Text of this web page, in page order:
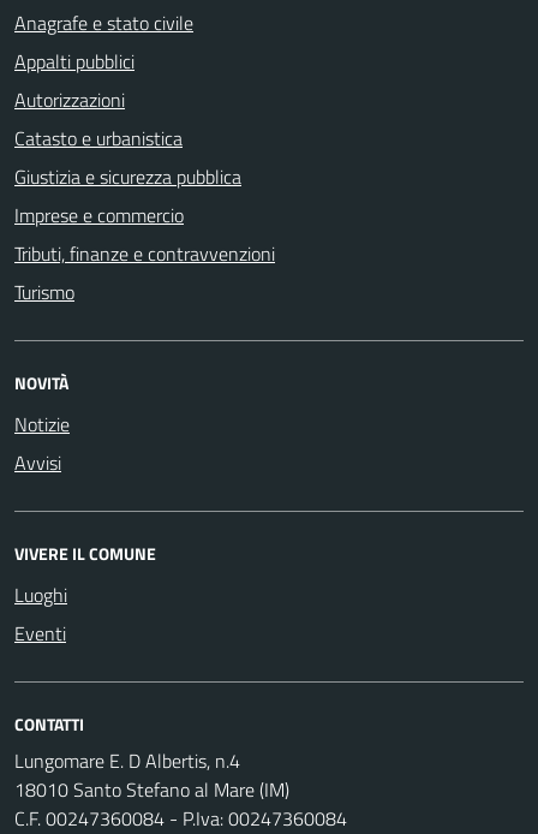
Anagrafe e stato civile
Appalti pubblici
Autorizzazioni
Catasto e urbanistica
Giustizia e sicurezza pubblica
Imprese e commercio
Tributi, finanze e contravvenzioni
Turismo
NOVITÀ
Notizie
Avvisi
VIVERE IL COMUNE
Luoghi
Eventi
CONTATTI
Lungomare E. D Albertis, n.4
18010 Santo Stefano al Mare (IM)
C.F. 00247360084 - P.Iva: 00247360084